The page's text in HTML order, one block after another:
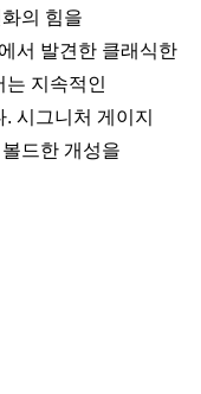
의 힘을
서 발견한 클래식한
지속적인
시그니처 게이지
드한 개성을